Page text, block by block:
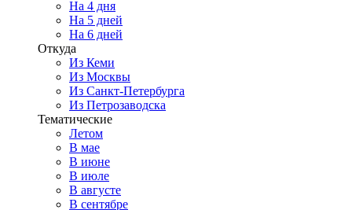
На 4 дня
На 5 дней
На 6 дней
Откуда
Из Кеми
Из Москвы
Из Санкт-Петербурга
Из Петрозаводска
Тематические
Летом
В мае
В июне
В июле
В августе
В сентябре